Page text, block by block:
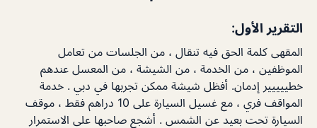
التقرير الأول:
المقهى كلمة الحق فيه تنقال ، من الجلسات من تعامل
الموظفين ، من الخدمة ، من الشيشة ، من المعسل عندهم
خطييييير إدمان. أفظل شيشة ممكن تجربها في دبي . خدمة
المواقف فري ، مع غسيل السيارة على 10 دراهم فقط ، موقف
السيارة تحت بعيد عن الشمس . أشجع صاحبها على الاستمرار